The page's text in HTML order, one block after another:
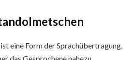
eine Form der Sprachübertragung,
das Gesprochene nahezu